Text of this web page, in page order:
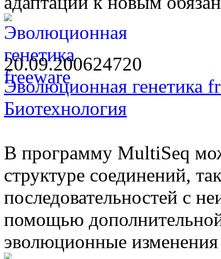
20.09.200624720
Эволюционная генетика
Биотехнология
В программу MultiSeq
структуре соединений,
последовательностей с
помощью
эволюционные изменения